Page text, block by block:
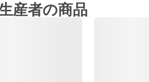
産者の商品